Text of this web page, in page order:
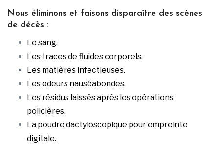
Nous éliminons et faisons disparaître des scènes
de décès :
Le sang.
Les traces de fluides corporels.
Les matières infectieuses.
Les odeurs nauséabondes.
Les résidus laissés après les opérations
policières.
La poudre dactyloscopique pour empreinte
digitale.